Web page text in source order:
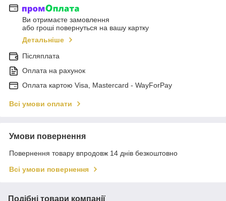
Ви отримаєте замовлення
або гроші повернуться на вашу картку
Детальніше
Післяплата
Оплата на рахунок
Оплата картою Visa, Mastercard - WayForPay
Всі умови оплати
Умови повернення
Повернення товару впродовж 14 днів безкоштовно
Всі умови повернення
Подібні товари компанії